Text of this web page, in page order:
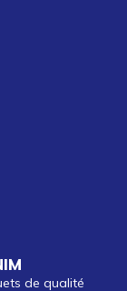
de qualité